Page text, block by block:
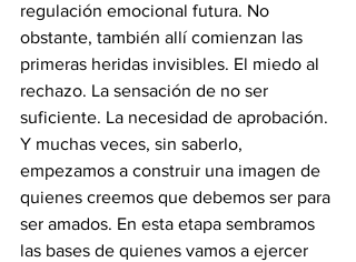
regulación emocional futura. No
obstante, también allí comienzan las
primeras heridas invisibles. El miedo al
rechazo. La sensación de no ser
suficiente. La necesidad de aprobación.
Y muchas veces, sin saberlo,
empezamos a construir una imagen de
quienes creemos que debemos ser para
ser amados. En esta etapa sembramos
las bases de quienes vamos a ejercer